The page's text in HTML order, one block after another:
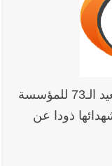
النائب الحريري هنأت قائد الجيش بالعيد الـ73 للمؤسسة
ذودا عن